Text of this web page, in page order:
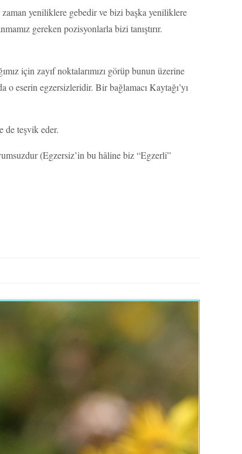
zaman yeniliklere gebedir ve bizi başka yeniliklere
gereken pozisyonlarla bizi tanıştırır.
için zayıf noktalarımızı görüp bunun üzerine
eserin egzersizleridir. Bir bağlamacı Kaytağı’yı
de teşvik eder.
(Egzersiz’in bu hâline biz “Egzerli”